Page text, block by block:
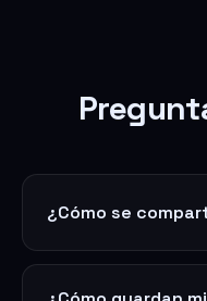
¿Cómo se